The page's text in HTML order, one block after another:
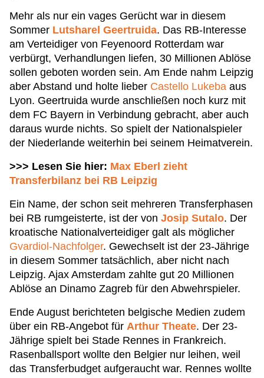
Mehr als nur ein vages Gerücht war in diesem
Sommer Lutsharel Geertruida. Das RB-Interesse
am Verteidiger von Feyenoord Rotterdam war
verbürgt, Verhandlungen liefen, 30 Millionen Ablöse
sollen geboten worden sein. Am Ende nahm Leipzig
aber Abstand und holte lieber Castello Lukeba aus
Lyon. Geertruida wurde anschließen noch kurz mit
dem FC Bayern in Verbindung gebracht, aber auch
daraus wurde nichts. So spielt der Nationalspieler
der Niederlande weiterhin bei seinem Heimatverein.
>>> Lesen Sie hier: Max Eberl zieht
Transferbilanz bei RB Leipzig
Ein Name, der schon seit mehreren Transferphasen
bei RB rumgeisterte, ist der von Josip Sutalo. Der
kroatische Nationalverteidiger galt als möglicher
Gvardiol-Nachfolger. Gewechselt ist der 23-Jährige
in diesem Sommer tatsächlich, aber nicht nach
Leipzig. Ajax Amsterdam zahlte gut 20 Millionen
Ablöse an Dinamo Zagreb für den Abwehrspieler.
Ende August berichteten belgische Medien zudem
über ein RB-Angebot für Arthur Theate. Der 23-
Jährige spielt bei Stade Rennes in Frankreich.
Rasenballsport wollte den Belgier nur leihen, weil
das Transferbudget aufgeraucht war. Rennes wollte